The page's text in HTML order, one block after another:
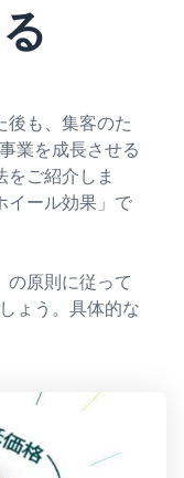
後も、集客のた
業を成長させる
をご紹介しま
イール効果」で
の原則に従って
ょう。具体的な